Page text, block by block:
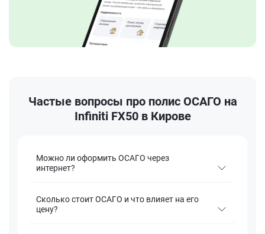
Частые вопросы про полис ОСАГО на
Infiniti FX50 в Кирове
Можно ли оформить ОСАГО через
интернет?
Сколько стоит ОСАГО и что влияет на его
цену?